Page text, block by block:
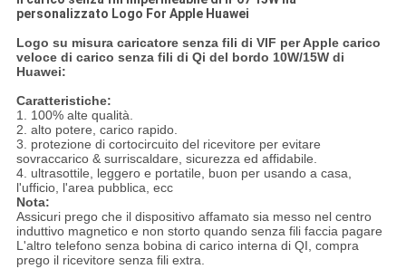
personalizzato Logo For Apple Huawei
Logo su misura caricatore senza fili di VIF per Apple carico
veloce di carico senza fili di Qi del bordo 10W/15W di
Huawei:
Caratteristiche:
1. 100% alte qualità.
2. alto potere, carico rapido.
3. protezione di cortocircuito del ricevitore per evitare
sovraccarico & surriscaldare, sicurezza ed affidabile.
4. ultrasottile, leggero e portatile, buon per usando a casa,
l'ufficio, l'area pubblica, ecc
Nota:
Assicuri prego che il dispositivo affamato sia messo nel centro
induttivo magnetico e non storto quando senza fili faccia pagare
L'altro telefono senza bobina di carico interna di QI, compra
prego il ricevitore senza fili extra.